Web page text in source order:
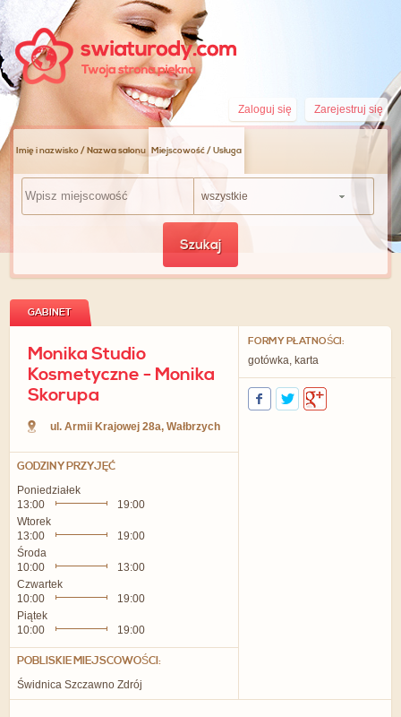
Zarejestruj się
Zaloguj się
Imię i nazwisko / Nazwa salonu Miejscowość / Usługa
wszystkie
Szukaj
GABINET
Monika Studio
Kosmetyczne - Monika
Skorupa
ul. Armii Krajowej 28a,Wałbrzych
GODZINY PRZYJĘĆ
Poniedziałek
13:00
19:00
Wtorek
13:00
19:00
Środa
10:00
13:00
Czwartek
10:00
19:00
Piątek
10:00
19:00
POBLISKIE MIEJSCOWOŚCI:
Świdnica Szczawno Zdrój
FORMY PŁATNOŚCI:
gotówka, karta